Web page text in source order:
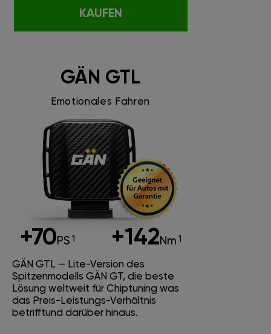
KAUFEN
GÄN GTL
Emotionales Fahren
+70PS +142Nm
GÄN GTL — Lite-Version des
Spitzenmodells GÄN GT, die beste
Lösung weltweit für Chiptuning was
das Preis-Leistungs-Verhältnis
betrifftund darüber hinaus.